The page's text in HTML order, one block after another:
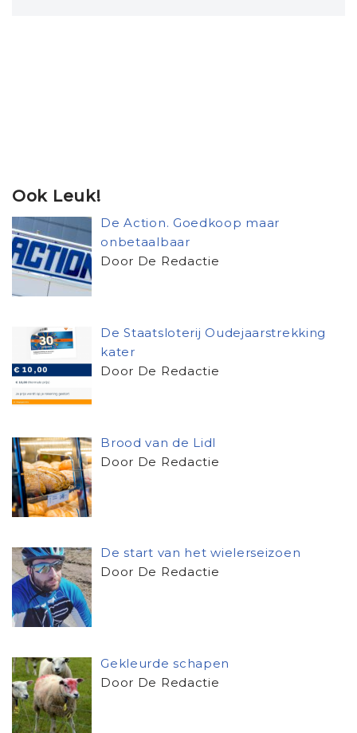
Ook Leuk!
De Action. Goedkoop maar
onbetaalbaar
Door De Redactie
De Staatsloterij Oudejaarstrekking
kater
Door De Redactie
Brood van de Lidl
Door De Redactie
De start van het wielerseizoen
Door De Redactie
Gekleurde schapen
Door De Redactie